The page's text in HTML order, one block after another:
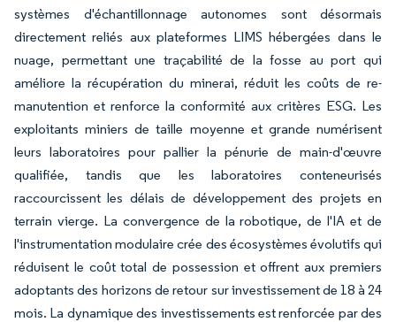
systèmes d'échantillonnage autonomes sont désormais
directement reliés aux plateformes LIMS hébergées dans le
nuage, permettant une traçabilité de la fosse au port qui
améliore la récupération du minerai, réduit les coûts de re-
manutention et renforce la conformité aux critères ESG. Les
exploitants miniers de taille moyenne et grande numérisent
leurs laboratoires pour pallier la pénurie de main-d'œuvre
qualifiée, tandis que les laboratoires conteneurisés
raccourcissent les délais de développement des projets en
terrain vierge. La convergence de la robotique, de l'IA et de
l'instrumentation modulaire crée des écosystèmes évolutifs qui
réduisent le coût total de possession et offrent aux premiers
adoptants des horizons de retour sur investissement de 18 à 24
mois. La dynamique des investissements est renforcée par des